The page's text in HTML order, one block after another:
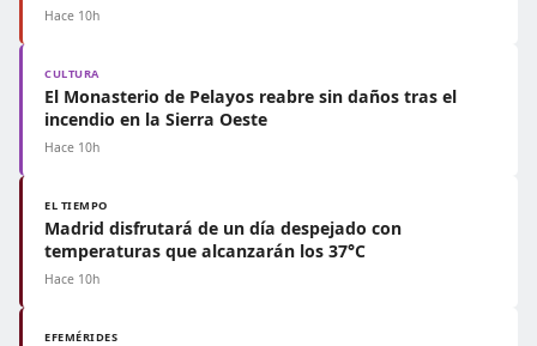
Hace 10h
CULTURA
El Monasterio de Pelayos reabre sin daños tras el
incendio en la Sierra Oeste
Hace 10h
EL TIEMPO
Madrid disfrutará de un día despejado con
temperaturas que alcanzarán los 37°C
Hace 10h
EFEMÉRIDES